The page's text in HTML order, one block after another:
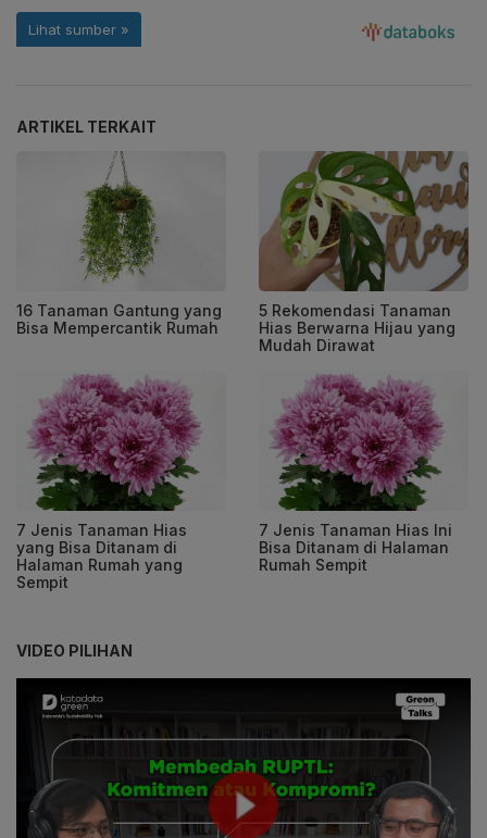
ARTIKEL TERKAIT
16 Tanaman Gantung yang
Bisa Mempercantik Rumah
5 Rekomendasi Tanaman
Hias Berwarna Hijau yang
Mudah Dirawat
7 Jenis Tanaman Hias
yang Bisa Ditanam di
Halaman Rumah yang
Sempit
7 Jenis Tanaman Hias Ini
Bisa Ditanam di Halaman
Rumah Sempit
VIDEO PILIHAN